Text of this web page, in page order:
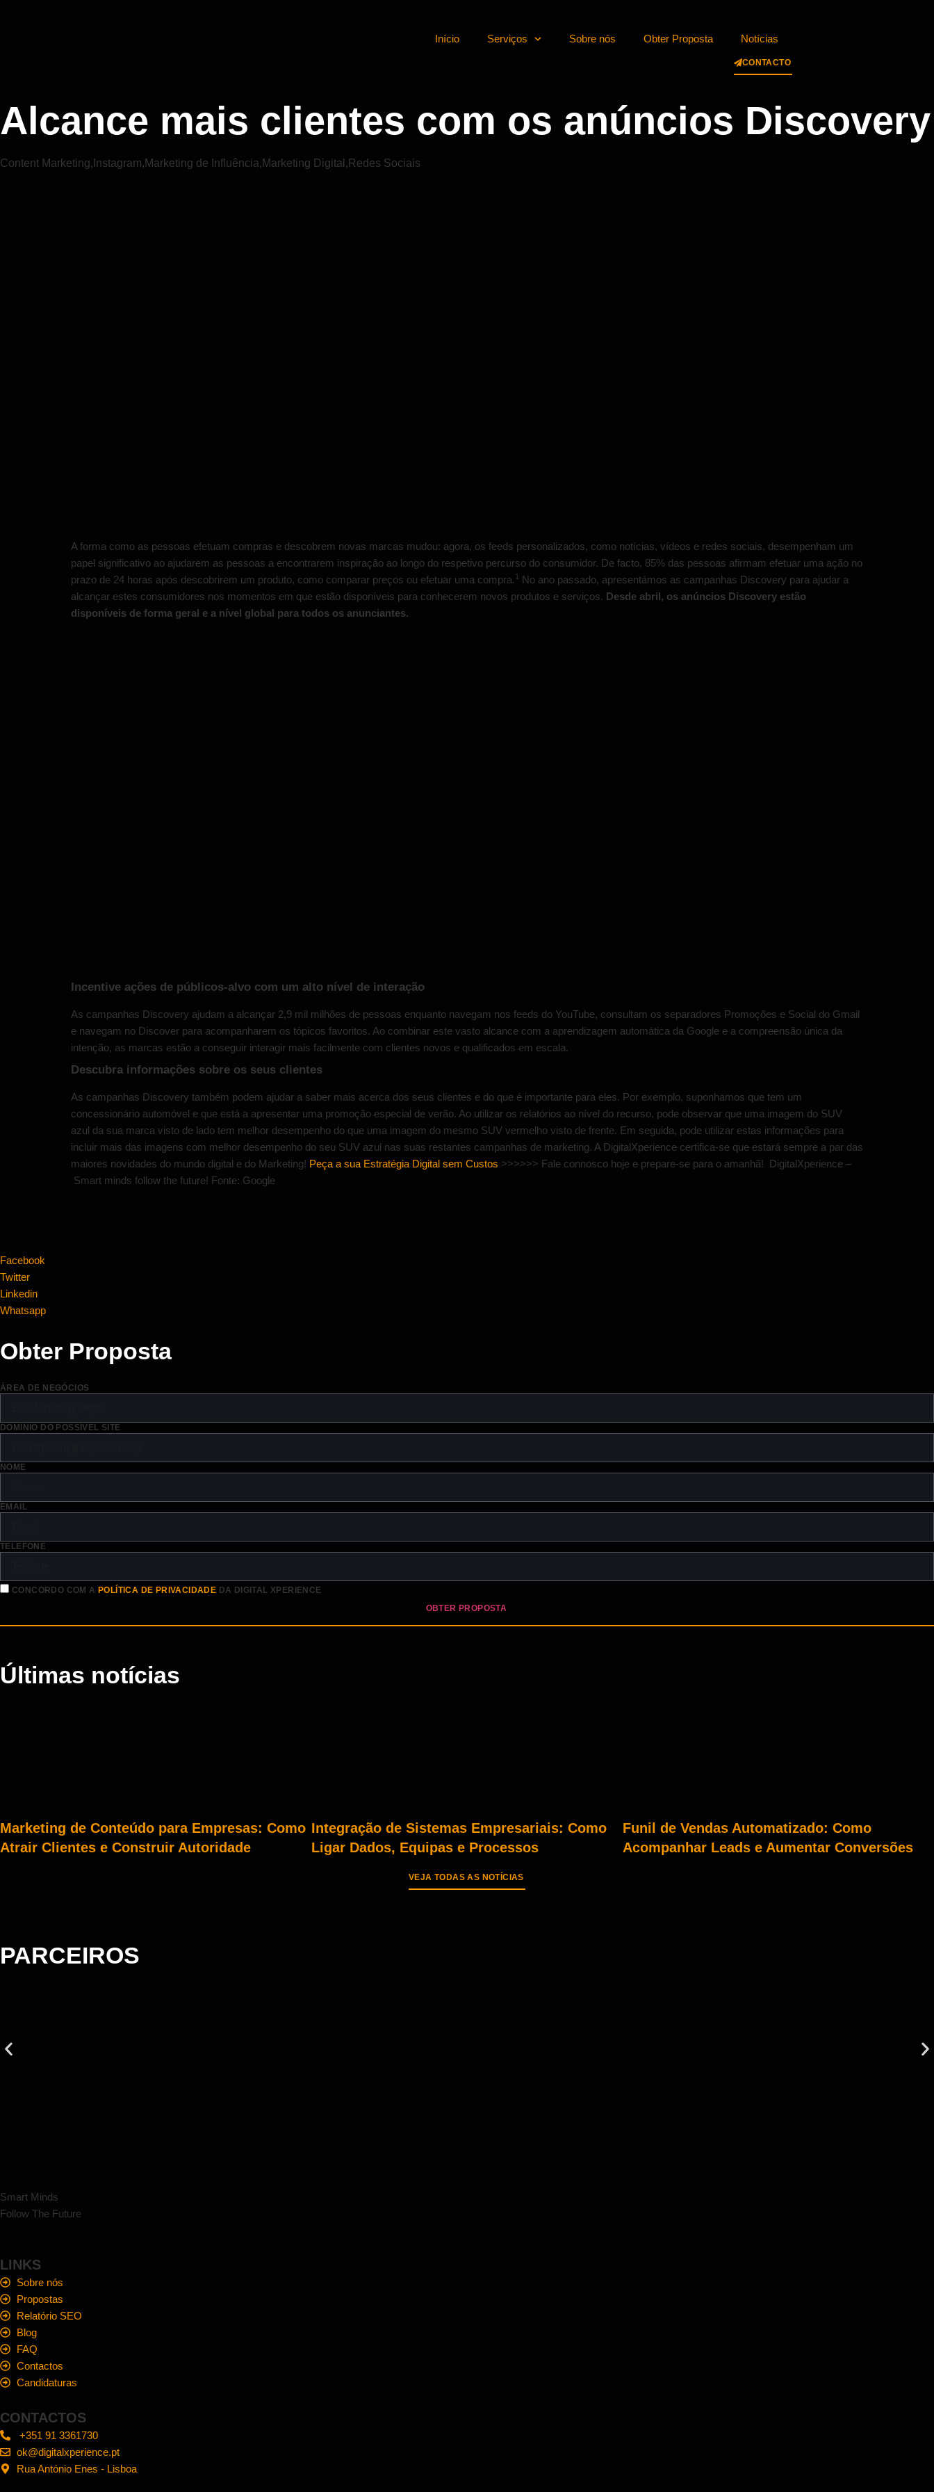
Início Serviços Sobre nós Obter Proposta Notícias
CONTACTO
Alcance mais clientes com os anúncios Discovery
Content Marketing, Instagram, Marketing de Influência, Marketing Digital , Redes Sociais
A forma como as pessoas efetuam compras e descobrem novas marcas mudou: agora, os feeds personalizados, como notícias, vídeos e redes sociais, desempenham um
papel significativo ao ajudarem as pessoas a encontrarem inspiração ao longo do respetivo percurso do consumidor. De facto, 85% das pessoas afirmam efetuar uma ação no
prazo de 24 horas após descobrirem um produto, como comparar preços ou efetuar uma compra.1 No ano passado, apresentámos as campanhas Discovery para ajudar a
alcançar estes consumidores nos momentos em que estão disponíveis para conhecerem novos produtos e serviços. Desde abril, os anúncios Discovery estão
disponíveis de forma geral e a nível global para todos os anunciantes.
Incentive ações de públicos-alvo com um alto nível de interação
As campanhas Discovery ajudam a alcançar 2,9 mil milhões de pessoas enquanto navegam nos feeds do YouTube, consultam os separadores Promoções e Social do Gmail
e navegam no Discover para acompanharem os tópicos favoritos. Ao combinar este vasto alcance com a aprendizagem automática da Google e a compreensão única da
intenção, as marcas estão a conseguir interagir mais facilmente com clientes novos e qualificados em escala.
Descubra informações sobre os seus clientes
As campanhas Discovery também podem ajudar a saber mais acerca dos seus clientes e do que é importante para eles. Por exemplo, suponhamos que tem um
concessionário automóvel e que está a apresentar uma promoção especial de verão. Ao utilizar os relatórios ao nível do recurso, pode observar que uma imagem do SUV
azul da sua marca visto de lado tem melhor desempenho do que uma imagem do mesmo SUV vermelho visto de frente. Em seguida, pode utilizar estas informações para
incluir mais das imagens com melhor desempenho do seu SUV azul nas suas restantes campanhas de marketing. A DigitalXperience certifica-se que estará sempre a par das
maiores novidades do mundo digital e do Marketing! Peça a sua Estratégia Digital sem Custos >>>>>> Fale connosco hoje e prepare-se para o amanhã! DigitalXperience –
Smart minds follow the future! Fonte: Google
Facebook
Twitter
Linkedin
Whatsapp
Obter Proposta
ÁREA DE NEGÓCIOS
DOMÍNIO DO POSSÍVEL SITE
NOME
EMAIL
TELEFONE
CONCORDO COM APOLÍTICA DE PRIVACIDADE DA DIGITAL XPERIENCE
OBTER PROPOSTA
Últimas notícias
Marketing de Conteúdo para Empresas: Como
Atrair Clientes e Construir Autoridade
Integração de Sistemas Empresariais: Como
Ligar Dados, Equipas e Processos
Funil de Vendas Automatizado: Como
Acompanhar Leads e Aumentar Conversões
VEJA TODAS AS NOTÍCIAS
PARCEIROS
Smart Minds
Follow The Future
LINKS
Sobre nós
Propostas
Relatório SEO
Blog
FAQ
Contactos
Candidaturas
CONTACTOS
+351 91 3361730
ok@digitalxperience.pt
Rua António Enes - Lisboa